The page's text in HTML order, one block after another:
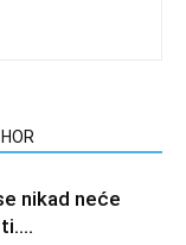
nikad neće